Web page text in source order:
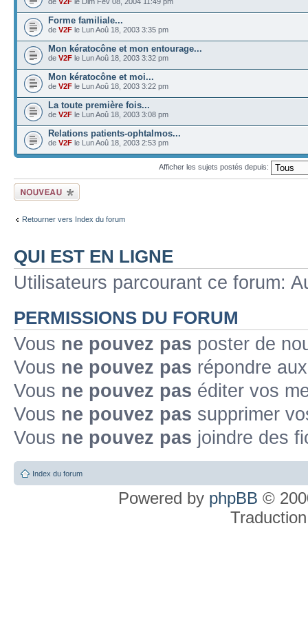
Forme familiale...
de V2F le Lun Aoû 18, 2003 3:35 pm
Mon kératocône et mon entourage...
de V2F le Lun Aoû 18, 2003 3:32 pm
Mon kératocône et moi...
de V2F le Lun Aoû 18, 2003 3:22 pm
La toute première fois...
de V2F le Lun Aoû 18, 2003 3:08 pm
Relations patients-ophtalmos...
de V2F le Lun Aoû 18, 2003 2:53 pm
Afficher les sujets postés depuis:
Ecrire un nouveau
sujet
Retourner vers Index du forum
QUI EST EN LIGNE
Utilisateurs parcourant ce forum:
PERMISSIONS DU FORUM
Vous ne pouvez pas poster de
Vous ne pouvez pas répondre
Vous ne pouvez pas éditer vos
Vous ne pouvez pas supprimer
Vous ne pouvez pas joindre des
Index du forum
Powered by phpBB ©